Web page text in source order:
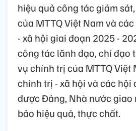
hiệu quả công tác giám
của MTTQ Việt Nam và
- xã hội giai đoạn 2025 -
công tác lãnh đạo, chỉ đạo
vụ chính trị của MTTQ Việt
chính trị - xã hội và các hội
được Đảng, Nhà nước giao
bảo hiệu quả, thực chất.